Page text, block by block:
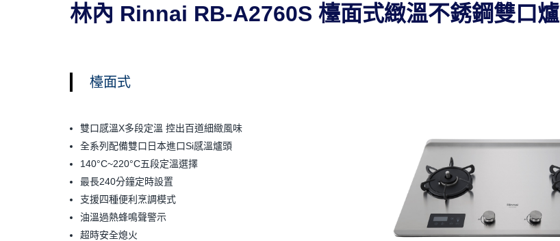
林內 Rinnai RB-A2760S 檯面式緻溫不銹鋼雙口爐
檯面式
雙口感溫X多段定溫 控出百道細緻風味
全系列配備雙口日本進口Si感溫爐頭
140°C~220°C五段定溫選擇
最長240分鐘定時設置
支援四種便利烹調模式
油溫過熱蜂鳴聲警示
超時安全熄火